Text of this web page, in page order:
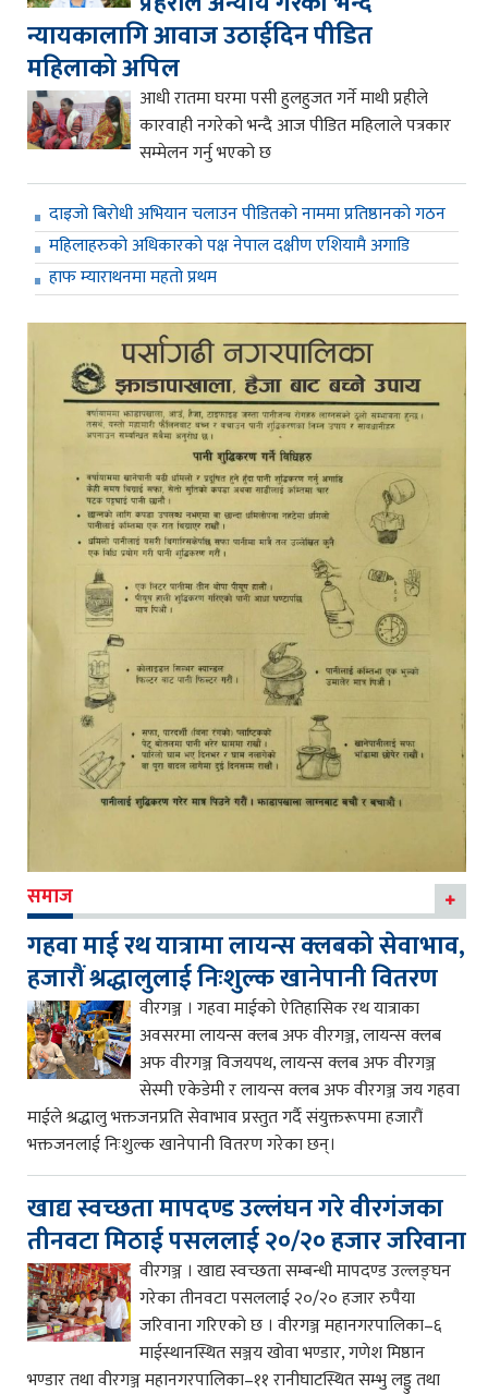
न्यायकालागि आवाज उठाईदिन पीडित
महिलाको अपिल
आधी रातमा घरमा पसी हुलहुजत गर्ने माथी प्रहीले
कारवाही नगरेको भन्दै आज पीडित महिलाले पत्रकार
सम्मेलन गर्नु भएको छ
दाइजो बिरोधी अभियान चलाउन पीडितको नाममा प्रतिष्ठानको गठन
महिलाहरुको अधिकारको पक्ष नेपाल दक्षीण एशियामै अगाडि
हाफ म्याराथनमा महतो प्रथम
समाज
गहवा माई रथ यात्रामा लायन्स क्लबको सेवाभाव,
हजारौं श्रद्धालुलाई निःशुल्क खानेपानी वितरण
वीरगञ्ज । गहवा माईको ऐतिहासिक रथ यात्राका
अवसरमा लायन्स क्लब अफ वीरगञ्ज, लायन्स क्लब
अफ वीरगञ्ज विजयपथ, लायन्स क्लब अफ वीरगञ्ज
सेस्मी एकेडेमी र लायन्स क्लब अफ वीरगञ्ज जय गहवा
माईले श्रद्धालु भक्तजनप्रति सेवाभाव प्रस्तुत गर्दै संयुक्तरूपमा हजारौं
भक्तजनलाई निःशुल्क खानेपानी वितरण गरेका छन्।
खाद्य स्वच्छता मापदण्ड उल्लंघन गरे वीरगंजका
तीनवटा मिठाई पसललाई २०/२० हजार जरिवाना
वीरगञ्ज । खाद्य स्वच्छता सम्बन्धी मापदण्ड उल्लङ्घन
गरेका तीनवटा पसललाई २०/२० हजार रुपैया
जरिवाना गरिएको छ । वीरगञ्ज महानगरपालिका–६
माईस्थानस्थित सञ्जय खोवा भण्डार, गणेश मिष्ठान
भण्डार तथा वीरगञ्ज महानगरपालिका–११ रानीघाटस्थित सम्भु लड्डु तथा